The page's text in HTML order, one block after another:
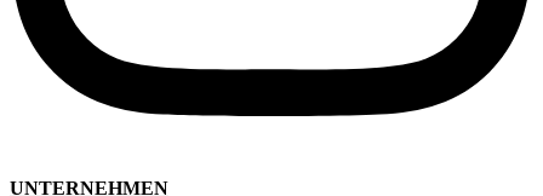
UNTERNEHMEN